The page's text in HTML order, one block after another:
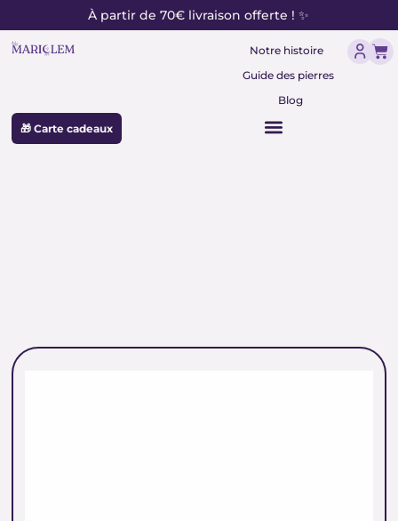
au
contenu
À partir de 70€ livraison offerte ! ✨
Notre histoire
Guide des pierres
Blog
🎁 Carte cadeaux